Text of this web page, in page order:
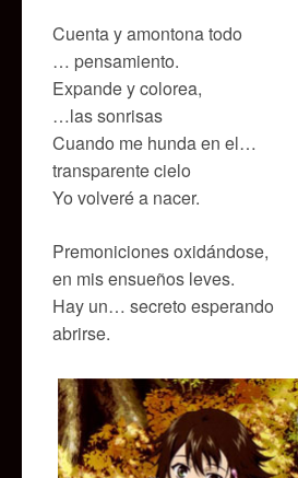
Cuenta y amontona todo
… pensamiento.
Expande y colorea,
…las sonrisas
Cuando me hunda en el…
transparente cielo
Yo volveré a nacer.
Premoniciones oxidándose,
en mis ensueños leves.
Hay un… secreto esperando
abrirse.